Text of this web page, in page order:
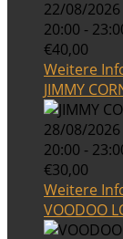
22/08/
20:00 -
€40,00
Weitere
JIMMY
28/08/
20:00 -
€30,00
Weitere
VOODOO